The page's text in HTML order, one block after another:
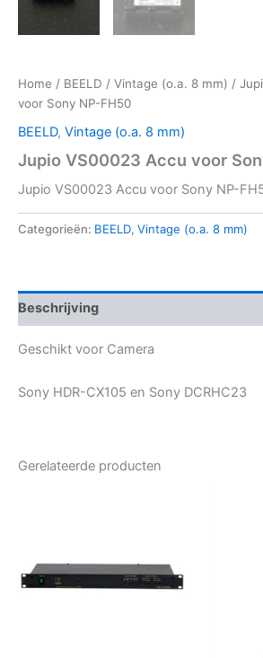
Home / BEELD / Vintage (o.a. 8 mm) /
voor Sony NP-FH50
BEELD, Vintage (o.a. 8 mm)
Jupio VS00023 Accu voor
Jupio VS00023 Accu voor Sony NP-
Categorieën: BEELD, Vintage (o.a. 8 mm)
Beschrijving
Geschikt voor Camera
Sony HDR-CX105 en Sony DCRHC23
Gerelateerde producten